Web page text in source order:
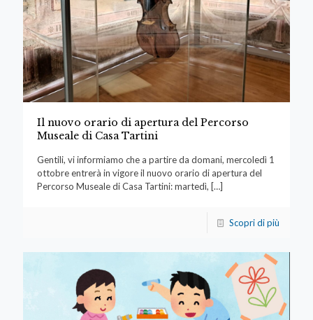
Il nuovo orario di apertura del Percorso
Museale di Casa Tartini
Gentili, vi informiamo che a partire da domani, mercoledì 1
ottobre entrerà in vigore il nuovo orario di apertura del
Percorso Museale di Casa Tartini: martedì, […]
Scopri di più